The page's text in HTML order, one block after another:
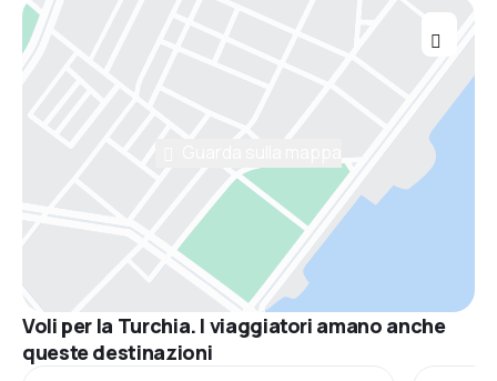
Voli per la Turchia. I viaggiatori amano anche
queste destinazioni